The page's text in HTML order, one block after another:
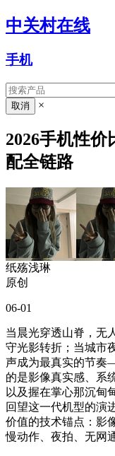
中关村在线
手机
×
2026手机性
配全链路
纸殇浅琳
原创
06-01
当晨光穿透山脊，无
守光影转折；当城市
声成为最真实的节
的是影像真实感、系
以及握在掌心那沉甸
回望这一代机型的演
价值的技术锚点：影
慢动作、夜拍、无网